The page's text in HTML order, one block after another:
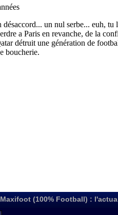
Maxifoot (100% Football) :